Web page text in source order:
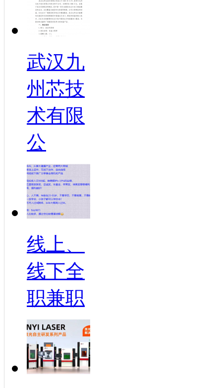
武汉九
州芯技
术有限
公
线上、
线下全
职兼职